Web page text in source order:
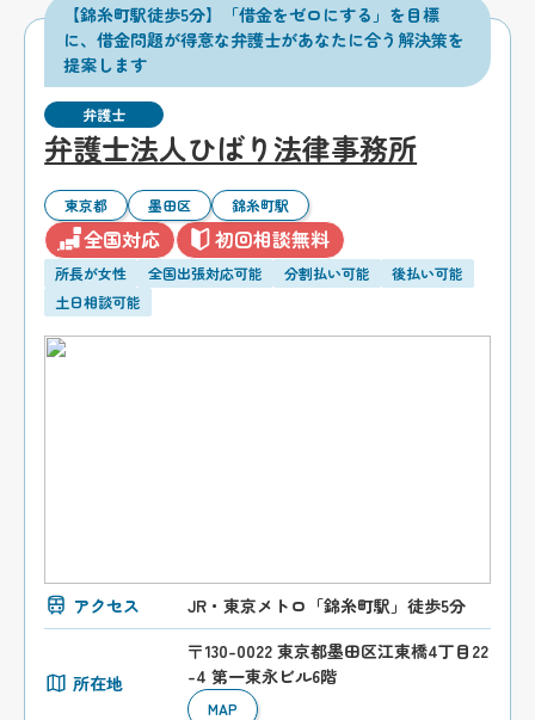
【錦糸町駅徒歩5分】「借金をゼロにする」を目標
に、借金問題が得意な弁護士があなたに合う解決策を
提案します
弁護士
弁護士法人ひばり法律事務所
東京都 墨田区 錦糸町駅
全国対応 初回相談無料
所長が女性 全国出張対応可能 分割払い可能
後払い可能
土日相談可能
アクセス JR・東京メトロ「錦糸町駅」徒歩5分
所在地
〒130-0022 東京都墨田区江東橋4丁目22
-4 第一東永ビル6階
MAP